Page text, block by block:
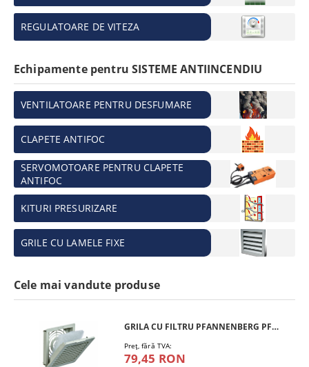
REGULATOARE DE VITEZA
Echipamente pentru SISTEME ANTIINCENDIU
VENTILATOARE PENTRU DESFUMARE
CLAPETE ANTIFOC
SERVOMOTOARE PENTRU CLAPETE
ANTIFOC
KITURI PRESURIZARE
GRILE CU LAMELE FIXE
Cele mai vandute produse
GRILA CU FILTRU PFANNENBERG PFA 10.000
Preţ, fără TVA:
79,45 RON